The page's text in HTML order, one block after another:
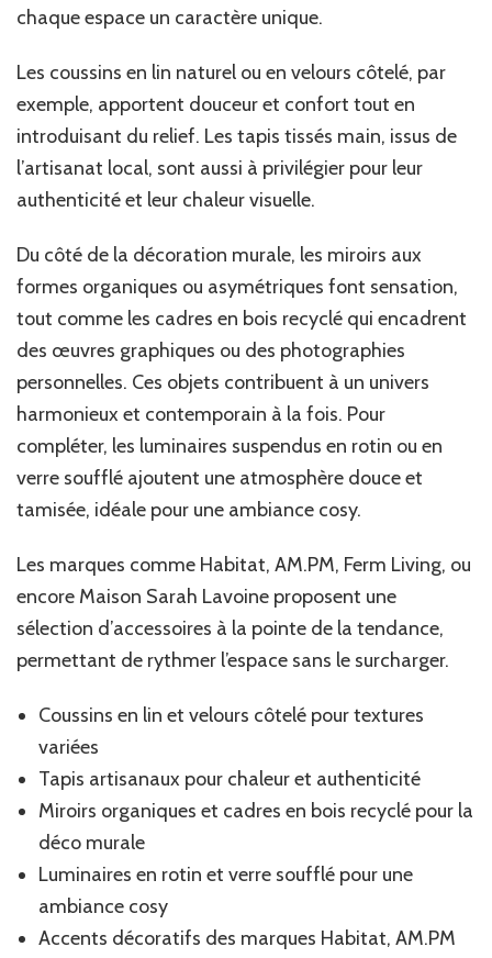
chaque espace un caractère unique.
Les coussins en lin naturel ou en velours côtelé, par
exemple, apportent douceur et confort tout en
introduisant du relief. Les tapis tissés main, issus de
l’artisanat local, sont aussi à privilégier pour leur
authenticité et leur chaleur visuelle.
Du côté de la décoration murale, les miroirs aux
formes organiques ou asymétriques font sensation,
tout comme les cadres en bois recyclé qui encadrent
des œuvres graphiques ou des photographies
personnelles. Ces objets contribuent à un univers
harmonieux et contemporain à la fois. Pour
compléter, les luminaires suspendus en rotin ou en
verre soufflé ajoutent une atmosphère douce et
tamisée, idéale pour une ambiance cosy.
Les marques comme Habitat, AM.PM, Ferm Living, ou
encore Maison Sarah Lavoine proposent une
sélection d’accessoires à la pointe de la tendance,
permettant de rythmer l’espace sans le surcharger.
Coussins en lin et velours côtelé pour textures
variées
Tapis artisanaux pour chaleur et authenticité
Miroirs organiques et cadres en bois recyclé pour la
déco murale
Luminaires en rotin et verre soufflé pour une
ambiance cosy
Accents décoratifs des marques Habitat, AM.PM